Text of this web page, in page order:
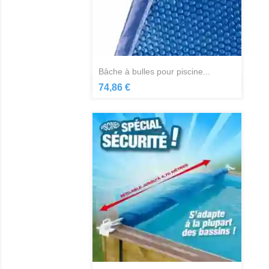
bâche à bulles pour piscine...
74,86 €